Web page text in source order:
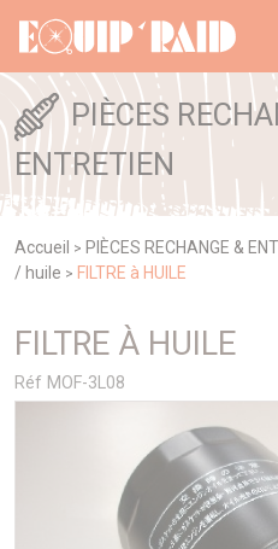
PIÈCES
ENTRETIEN
Accueil > PIÈCES RECHANGE &
/ huile > FILTRE à HUILE
FILTRE À HUILE
Réf MOF-3L08
Panneau de gestion des cookies